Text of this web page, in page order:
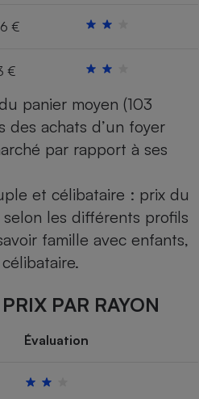
€
€
panier moyen (103
achats d’un foyer
par rapport à ses
et célibataire : prix du
les différents profils
famille avec enfants,
PAR RAYON
Évaluation
Robot ménager